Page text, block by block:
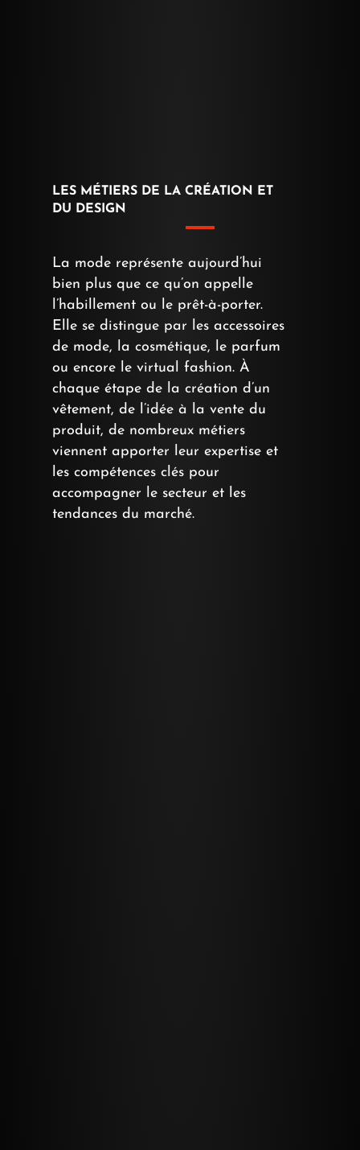
LES MÉTIERS DE LA CRÉATION ET
DU DESIGN
La mode représente aujourd’hui
bien plus que ce qu’on appelle
l’habillement ou le prêt-à-porter.
Elle se distingue par les accessoires
de mode, la cosmétique, le parfum
ou encore le virtual fashion. À
chaque étape de la création d’un
vêtement, de l’idée à la vente du
produit, de nombreux métiers
viennent apporter leur expertise et
les compétences clés pour
accompagner le secteur et les
tendances du marché.